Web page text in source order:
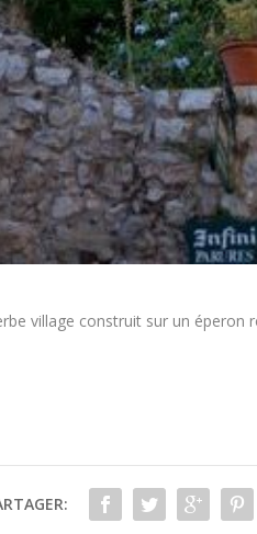
village construit sur un éperon